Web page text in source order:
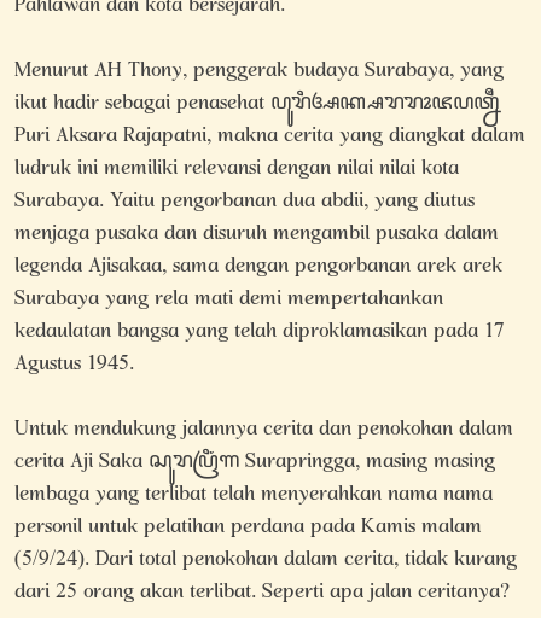
Menurut AH Thony, penggerak budaya Surabaya, yang
ikut hadir sebagai penasehat ꦥꦸꦫꦶꦄꦏ꧀ꦱꦫꦫꦴꦗꦥꦠ꧀ꦤꦷ
Puri Aksara Rajapatni, makna cerita yang diangkat dalam
ludruk ini memiliki relevansi dengan nilai nilai kota
Surabaya. Yaitu pengorbanan dua abdii, yang diutus
menjaga pusaka dan disuruh mengambil pusaka dalam
legenda Ajisakaa, sama dengan pengorbanan arek arek
Surabaya yang rela mati demi mempertahankan
kedaulatan bangsa yang telah diproklamasikan pada 17
Agustus 1945.
Untuk mendukung jalannya cerita dan penokohan dalam
cerita Aji Saka ꦱꦸꦫꦥꦿꦶꦁꦒ Surapringga, masing masing
lembaga yang terlibat telah menyerahkan nama nama
personil untuk pelatihan perdana pada Kamis malam
(5/9/24). Dari total penokohan dalam cerita, tidak kurang
dari 25 orang akan terlibat. Seperti apa jalan ceritanya?